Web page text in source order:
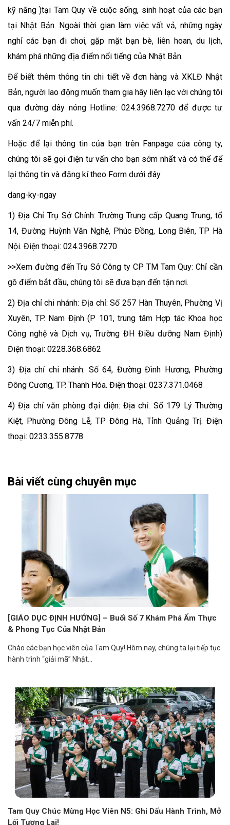
kỹ năng )tại Tam Quy về cuộc sống, sinh hoạt của các bạn
tại Nhật Bản. Ngoài thời gian làm việc vất vả, những ngày
nghỉ các bạn đi chơi, gặp mặt bạn bè, liên hoan, du lịch,
khám phá những địa điểm nổi tiếng của Nhật Bản.
Để biết thêm thông tin chi tiết về đơn hàng và XKLĐ Nhật
Bản, người lao động muốn tham gia hãy liên lạc với chúng tôi
qua đường dây nóng Hotline: 024.3968.7270 để được tư
vấn 24/7 miễn phí.
Hoặc để lại thông tin của bạn trên Fanpage của công ty,
chúng tôi sẽ gọi điện tư vấn cho bạn sớm nhất và có thể để
lại thông tin và đăng kí theo Form dưới đây
dang-ky-ngay
1) Địa Chỉ Trụ Sở Chính: Trường Trung cấp Quang Trung, tổ
14, Đường Huỳnh Văn Nghệ, Phúc Đồng, Long Biên, TP Hà
Nội. Điện thoại: 024.3968.7270
>>Xem đường đến Trụ Sở Công ty CP TM Tam Quy: Chỉ cần
gõ điểm bắt đầu, chúng tôi sẽ đưa bạn đến tận nơi.
2) Địa chỉ chi nhánh: Địa chỉ: Số 257 Hàn Thuyên, Phường Vị
Xuyên, TP. Nam Định (P 101, trung tâm Hợp tác Khoa học
Công nghệ và Dịch vụ, Trường ĐH Điều dưỡng Nam Định)
Điện thoại: 0228.368.6862
3) Địa chỉ chi nhánh: Số 64, Đường Đình Hương, Phường
Đông Cương, TP. Thanh Hóa. Điện thoại: 0237.371.0468
4) Địa chỉ văn phòng đại diện: Địa chỉ: Số 179 Lý Thường
Kiệt, Phường Đông Lễ, TP Đông Hà, Tỉnh Quảng Trị. Điện
thoại: 0233.355.8778
Bài viết cùng chuyên mục
[GIÁO DỤC ĐỊNH HƯỚNG] – Buổi Số 7 Khám Phá Ẩm Thực
& Phong Tục Của Nhật Bản
Chào các bạn học viên của Tam Quy! Hôm nay, chúng ta lại tiếp tục
hành trình “giải mã” Nhật...
Tam Quy Chúc Mừng Học Viên N5: Ghi Dấu Hành Trình, Mở
Lối Tương Lai!